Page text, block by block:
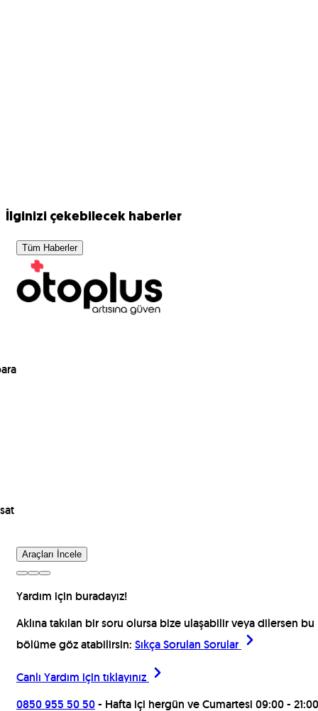
İlginizi çekebilecek haberler
Tüm Haberler
Araçları İncele
Yardım için buradayız!
Aklına takılan bir soru olursa bize ulaşabilir veya dilersen bu
bölüme göz atabilirsin: Sıkça Sorulan Sorular
Canlı Yardım için tıklayınız
0850 955 50 50- Hafta içi hergün ve Cumartesi 09:00 - 21:00